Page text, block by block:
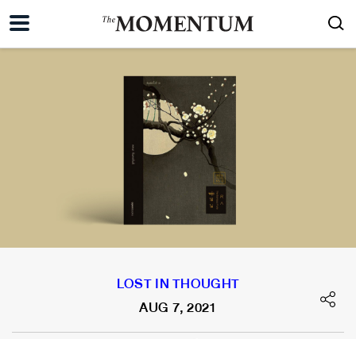
LOST IN THOUGHT
AUG 7, 2021